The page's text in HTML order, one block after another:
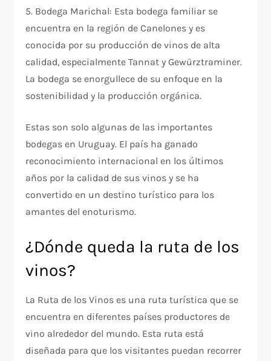
5. Bodega Marichal: Esta bodega familiar se
encuentra en la región de Canelones y es
conocida por su producción de vinos de alta
calidad, especialmente Tannat y Gewürztraminer.
La bodega se enorgullece de su enfoque en la
sostenibilidad y la producción orgánica.
Estas son solo algunas de las importantes
bodegas en Uruguay. El país ha ganado
reconocimiento internacional en los últimos
años por la calidad de sus vinos y se ha
convertido en un destino turístico para los
amantes del enoturismo.
¿Dónde queda la ruta de los
vinos?
La Ruta de los Vinos es una ruta turística que se
encuentra en diferentes países productores de
vino alrededor del mundo. Esta ruta está
diseñada para que los visitantes puedan recorrer